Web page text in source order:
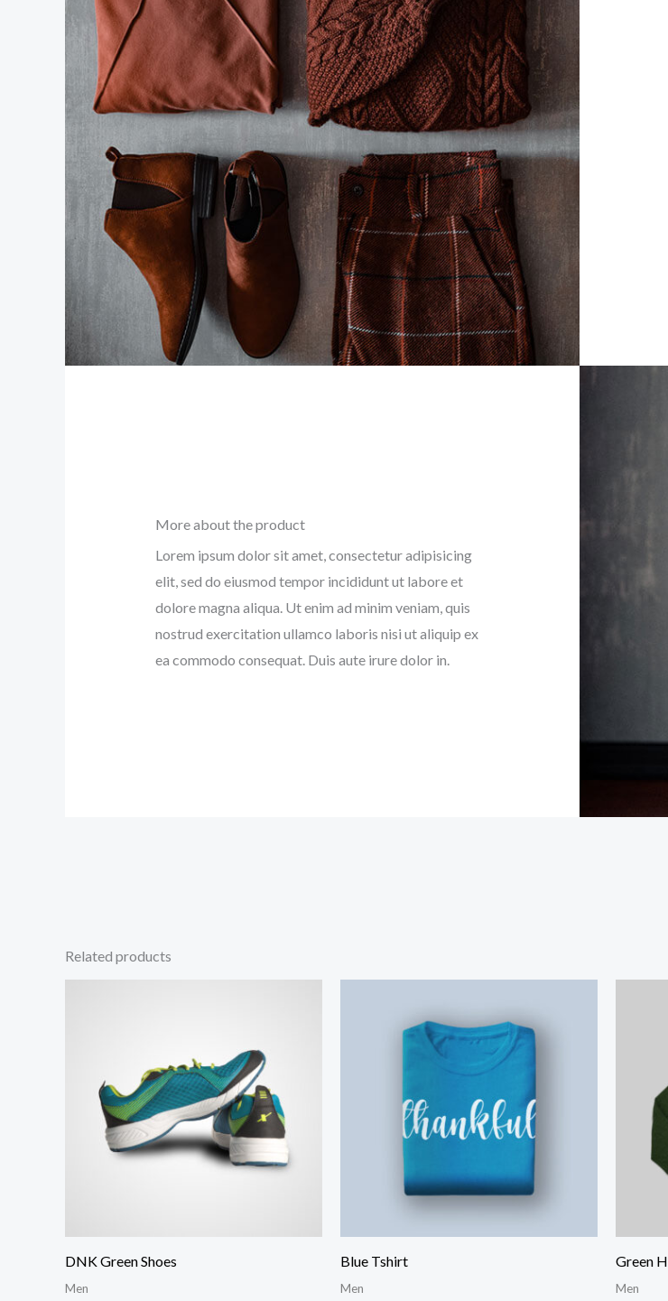
More about the product
Lorem ipsum dolor sit amet, consectetur adipisicing
elit, sed do eiusmod tempor incididunt ut labore et
dolore magna aliqua. Ut enim ad minim veniam, quis
nostrud exercitation ullamco laboris nisi ut aliquip ex
ea commodo consequat. Duis aute irure dolor in.
Related products
DNK Green Shoes
Men
Blue Tshirt
Men
$40.00
through
$46.00
Green
Men